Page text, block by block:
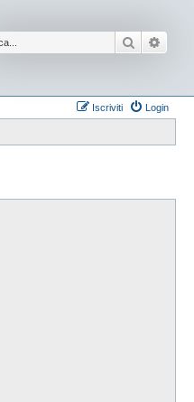
Cerca
Login
Iscriviti